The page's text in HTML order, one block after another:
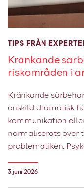
TIPS FRÅN
Kränkande
riskområden i
Kränkande
enskild dramatisk
kommunikation
normaliserats över
problematiken.
uppmärksamma på.
3 juni 2026